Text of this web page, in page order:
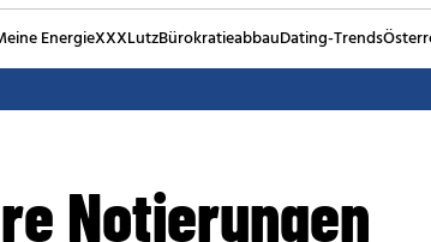
EnergieXXXLutzBürokratieabbauDating-Trends
Notierungen